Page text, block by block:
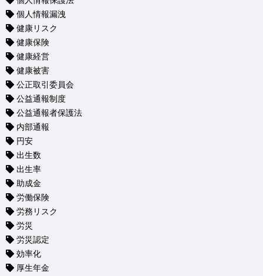
個人情報漏洩
健康リスク
健康保険
健康経営
健康被害
公正取引委員会
公益通報制度
公益通報者保護法
内部通報
円安
出生数
出生率
助成金
労働保険
労務リスク
労災
労災認定
効率化
厚生年金